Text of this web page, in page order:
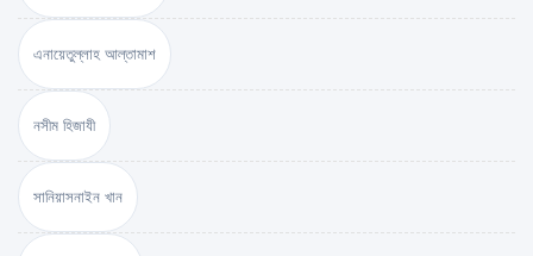
এনায়েতুল্লাহ আল্‌তামাশ
নসীম হিজাযী
সানিয়াসনাইন খান